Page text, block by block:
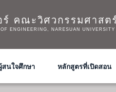
คณะวิศวกรรมศาสต
ENGINEERING, NARESUAN UNIVERSITY
สนใจศึกษา หลักสูตรที่เปิดสอน